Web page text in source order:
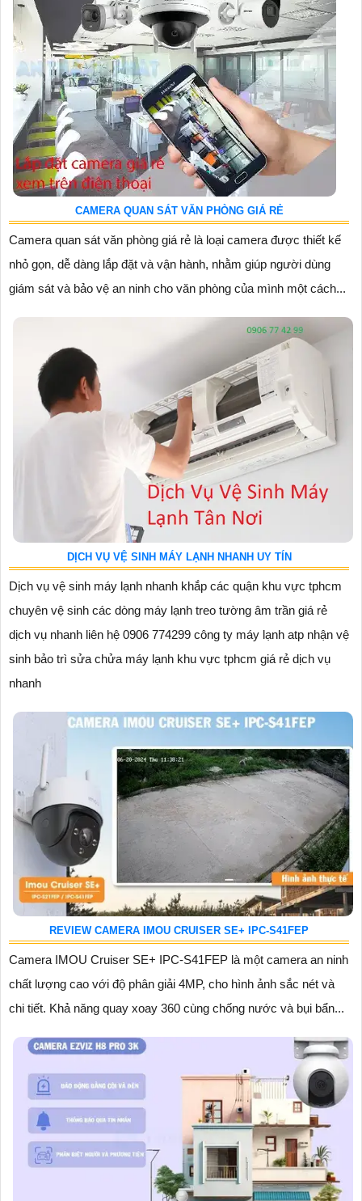
CAMERA QUAN SÁT VĂN PHÒNG GIÁ RẺ
Camera quan sát văn phòng giá rẻ là loại camera được thiết kế
nhỏ gọn, dễ dàng lắp đặt và vận hành, nhằm giúp người dùng
giám sát và bảo vệ an ninh cho văn phòng của mình một cách...
DỊCH VỤ VỆ SINH MÁY LẠNH NHANH UY TÍN
Dịch vụ vệ sinh máy lạnh nhanh khắp các quận khu vực tphcm
chuyên vệ sinh các dòng máy lạnh treo tường âm trần giá rẻ
dịch vụ nhanh liên hệ 0906 774299 công ty máy lạnh atp nhận vệ
sinh bảo trì sửa chửa máy lạnh khu vực tphcm giá rẻ dịch vụ
nhanh
REVIEW CAMERA IMOU CRUISER SE+ IPC-S41FEP
Camera IMOU Cruiser SE+ IPC-S41FEP là một camera an ninh
chất lượng cao với độ phân giải 4MP, cho hình ảnh sắc nét và
chi tiết. Khả năng quay xoay 360 cùng chống nước và bụi bẩn...